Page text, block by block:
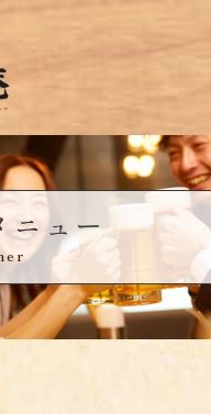
ニュー